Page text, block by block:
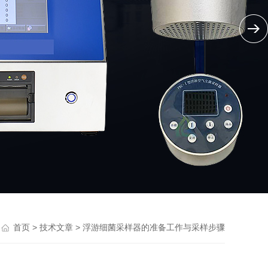
首页 > 技术文章 > 浮游细菌采样器的准备工作与采样步骤